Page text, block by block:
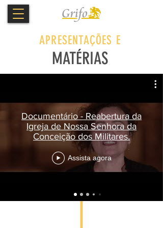
APRESENTAÇÕES E
MATÉRIAS
Documentário - Reabertura da
Igreja de Nossa Senhora da
Conceição dos Militares.
Assista agora